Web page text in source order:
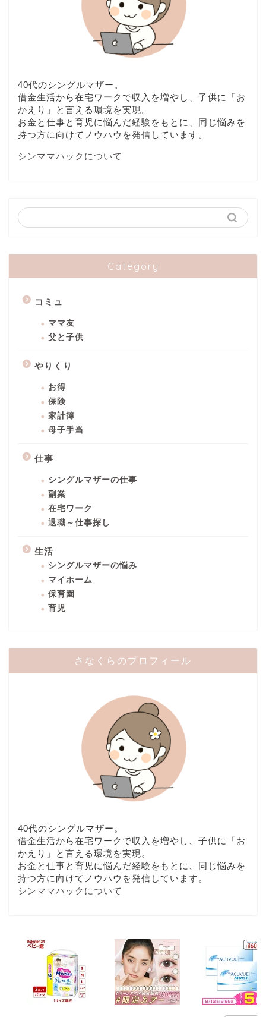
40代のシングルマザー。
借金生活から在宅ワークで収入を増やし、子供に「お
かえり」と言える環境を実現。
お金と仕事と育児に悩んだ経験をもとに、同じ悩みを
持つ方に向けてノウハウを発信しています。
シンママハックについて
Category
コミュ
ママ友
父と子供
やりくり
お得
保険
家計簿
母子手当
仕事
シングルマザーの仕事
副業
在宅ワーク
退職～仕事探し
生活
シングルマザーの悩み
マイホーム
保育園
育児
さなくらのプロフィール
40代のシングルマザー。
借金生活から在宅ワークで収入を増やし、子供に「お
かえり」と言える環境を実現。
お金と仕事と育児に悩んだ経験をもとに、同じ悩みを
持つ方に向けてノウハウを発信しています。
シンママハックについて